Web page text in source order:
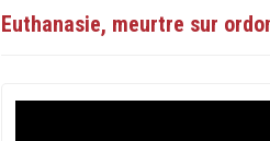
Euthanasie, meurtre sur